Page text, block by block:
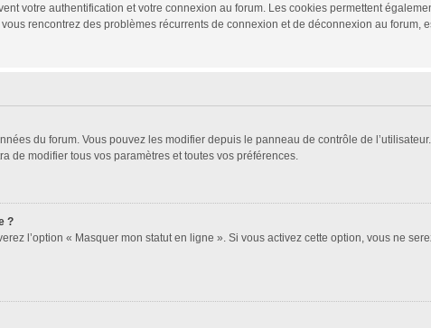
votre authentification et votre connexion au forum. Les cookies permettent
rencontrez des problèmes récurrents de connexion et de déconnexion au forum,
du forum. Vous pouvez les modifier depuis le panneau de contrôle de
de modifier tous vos paramètres et toutes vos préférences.
?
l’option « Masquer mon statut en ligne ». Si vous activez cette option, vous ne